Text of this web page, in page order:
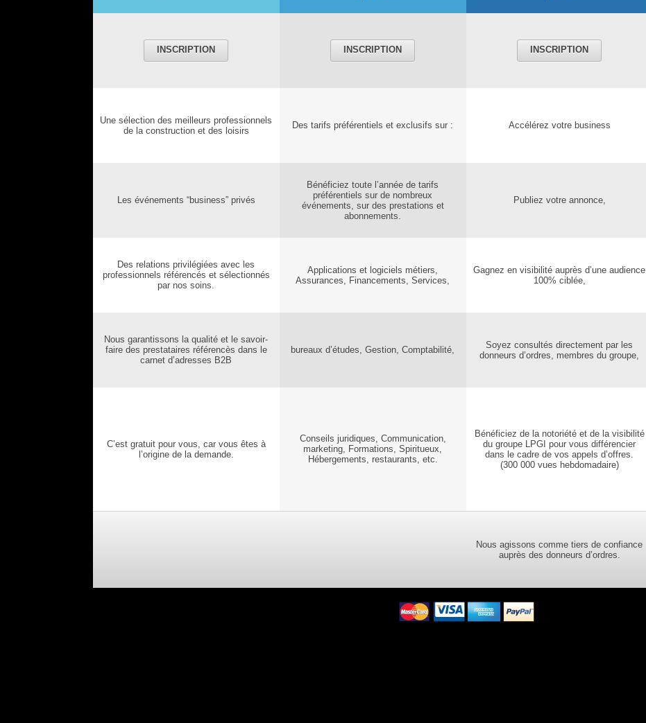
INSCRIPTION
Une sélection des meilleurs professionnels
de la construction et des loisirs
Les événements “business” privés
Des relations privilégiées avec les
professionnels référencés et sélectionnés
par nos soins.
Nous garantissons la qualité et le savoir-
faire des prestataires référencès dans le
carnet d’adresses B2B
C’est gratuit pour vous, car vous êtes à
l’origine de la demande.
INSCRIPTION
Des tarifs préférentiels et exclusifs sur :
Bénéficiez toute l’année de tarifs
préférentiels sur de nombreux
événements, sur des prestations et
abonnements.
Applications et logiciels métiers,
Assurances, Financements, Services,
bureaux d’études, Gestion, Comptabilité,
Conseils juridiques, Communication,
marketing, Formations, Spiritueux,
Hébergements, restaurants, etc.
INSCRIPTION
Accélérez votre business
Publiez votre annonce,
Gagnez en visibilité auprès d’une audience
100% ciblée,
Soyez consultés directement par les
donneurs d’ordres, membres du groupe,
Bénéficiez de la notoriété et de la visibilité
du groupe LPGI pour vous différencier
dans le cadre de vos appels d’offres.
(300 000 vues hebdomadaire)
Nous agissons comme tiers de confiance
auprès des donneurs d’ordres.